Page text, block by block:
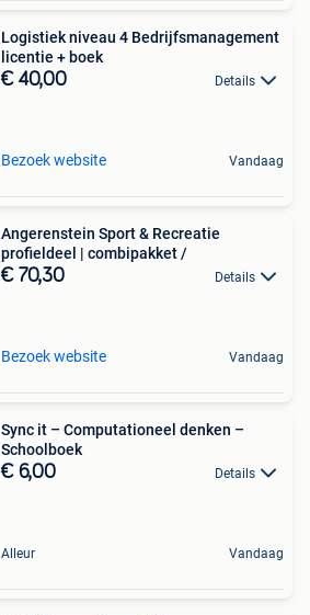
Logistiek niveau 4 Bedrijfsmanagement
licentie + boek
€ 40,00 Details
Bezoek website Vandaag
Angerenstein Sport & Recreatie
profieldeel | combipakket /
€ 70,30 Details
Bezoek website Vandaag
Sync it – Computationeel denken –
Schoolboek
€ 6,00 Details
Alleur Vandaag